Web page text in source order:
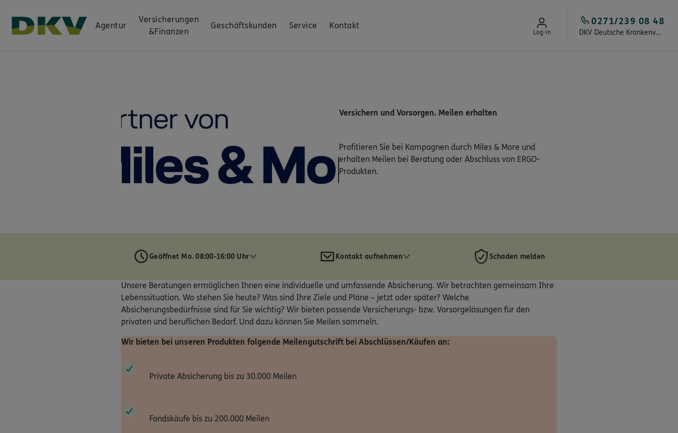
Agentur
Versicherungen
&Finanzen
Geschäftskunden Service Kontakt
Log-in DKV Deutsche Krankenversicherung Bodo Kopka
0271/239 08 48
Versichern und Vorsorgen. Meilen erhalten
Profitieren Sie bei Kampagnen durch Miles & More und
erhalten Meilen bei Beratung oder Abschluss von ERGO-
Produkten.
Geöffnet Mo. 08:00-16:00 Uhr Kontakt aufnehmen Schaden melden
Unsere Beratungen ermöglichen Ihnen eine individuelle und umfassende Absicherung. Wir betrachten gemeinsam Ihre
Lebenssituation. Wo stehen Sie heute? Was sind Ihre Ziele und Pläne – jetzt oder später? Welche
Absicherungsbedürfnisse sind für Sie wichtig? Wir bieten passende Versicherungs- bzw. Vorsorgelösungen für den
privaten und beruflichen Bedarf. Und dazu können Sie Meilen sammeln.
Wir bieten bei unseren Produkten folgende Meilengutschrift bei Abschlüssen/Käufen an:
Private Absicherung bis zu 30.000 Meilen
Fondskäufe bis zu 200.000 Meilen